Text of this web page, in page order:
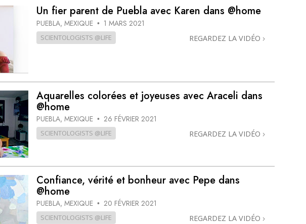
Un fier parent de Puebla avec Karen dans @home
PUEBLA, MEXIQUE • 1 MARS 2021
SCIENTOLOGISTS @LIFE REGARDEZ LA VIDÉO
Aquarelles colorées et joyeuses avec Araceli dans
@home
PUEBLA, MEXIQUE • 26 FÉVRIER 2021
SCIENTOLOGISTS @LIFE REGARDEZ LA VIDÉO
Confiance, vérité et bonheur avec Pepe dans
@home
PUEBLA, MEXIQUE • 20 FÉVRIER 2021
SCIENTOLOGISTS @LIFE REGARDEZ LA VIDÉO